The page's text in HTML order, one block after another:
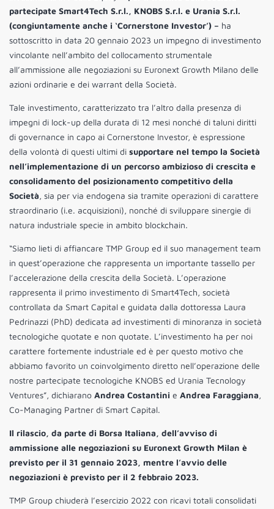
partecipate Smart4Tech S.r.l., KNOBS S.r.l. e Urania S.r.l.
(congiuntamente anche i ‘Cornerstone Investor’) – ha
sottoscritto in data 20 gennaio 2023 un impegno di investimento
vincolante nell’ambito del collocamento strumentale
all’ammissione alle negoziazioni su Euronext Growth Milano delle
azioni ordinarie e dei warrant della Società.
Tale investimento, caratterizzato tra l’altro dalla presenza di
impegni di lock-up della durata di 12 mesi nonché di taluni diritti
di governance in capo ai Cornerstone Investor, è espressione
della volontà di questi ultimi di supportare nel tempo la Società
nell’implementazione di un percorso ambizioso di crescita e
consolidamento del posizionamento competitivo della
Società, sia per via endogena sia tramite operazioni di carattere
straordinario (i.e. acquisizioni), nonché di sviluppare sinergie di
natura industriale specie in ambito blockchain.
“Siamo lieti di affiancare TMP Group ed il suo management team
in quest’operazione che rappresenta un importante tassello per
l’accelerazione della crescita della Società. L’operazione
rappresenta il primo investimento di Smart4Tech, società
controllata da Smart Capital e guidata dalla dottoressa Laura
Pedrinazzi (PhD) dedicata ad investimenti di minoranza in società
tecnologiche quotate e non quotate. L’investimento ha per noi
carattere fortemente industriale ed è per questo motivo che
abbiamo favorito un coinvolgimento diretto nell’operazione delle
nostre partecipate tecnologiche KNOBS ed Urania Tecnology
Ventures”, dichiarano Andrea Costantini e Andrea Faraggiana,
Co-Managing Partner di Smart Capital.
Il rilascio, da parte di Borsa Italiana, dell’avviso di
ammissione alle negoziazioni su Euronext Growth Milan è
previsto per il 31 gennaio 2023, mentre l’avvio delle
negoziazioni è previsto per il 2 febbraio 2023.
TMP Group chiuderà l’esercizio 2022 con ricavi totali consolidati